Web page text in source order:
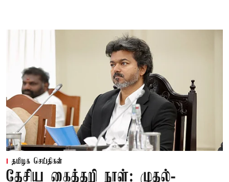
தமிழக செய்திகள்
தேசிய கைத்தறி நாள்: முதல்-